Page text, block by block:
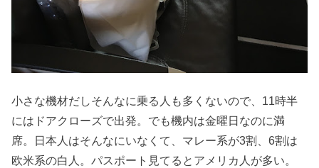
小さな機材だしそんなに乗る人も多くないので、11時半
にはドアクローズで出発。でも機内は金曜日なのに満
席。日本人はそんなにいなくて、マレー系が3割、6割は
欧米系の白人。パスポート見てるとアメリカ人が多い。